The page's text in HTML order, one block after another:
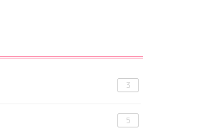
3
5